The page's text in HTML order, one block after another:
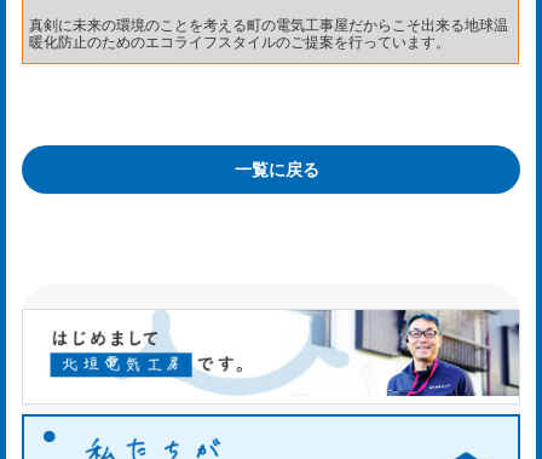
真剣に未来の環境のことを考える町の電気工事屋だからこそ出来る地球温
暖化防止のためのエコライフスタイルのご提案を行っています。
一覧に戻る